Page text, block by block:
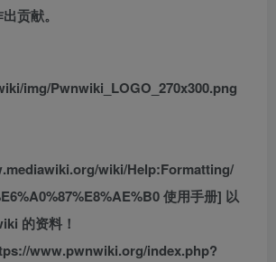
贡献。
img/Pwnwiki_LOGO_270x300.png
wiki/Help:Formatting/
使用手册] 以
的资料！
www.pwnwiki.org/index.php?